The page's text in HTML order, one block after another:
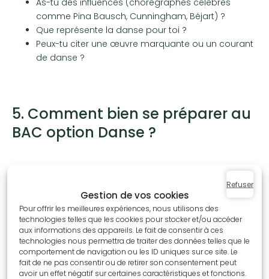
Gestion de vos cookies
Pour offrir les meilleures expériences, nous utilisons des
technologies telles que les cookies pour stocker et/ou accéder
aux informations des appareils. Le fait de consentir à ces
technologies nous permettra de traiter des données telles que le
comportement de navigation ou les ID uniques sur ce site. Le
fait de ne pas consentir ou de retirer son consentement peut
avoir un effet négatif sur certaines caractéristiques et fonctions.
Refuser
comme Pina Bausch, Cunningham, Béjart) ?
Que représente la danse pour toi ?
Peux-tu citer une œuvre marquante ou un courant
de danse ?
5. Comment bien se préparer au
BAC option Danse ?
Travaille ta qualité de mouvement
Entraîne-toi efficacement (sans surcharger ton
corps)
Filme-toi pour observer ton interprétation
Développe ta culture chorégraphique
Prépare-toi à l’oral en simulant un entretien